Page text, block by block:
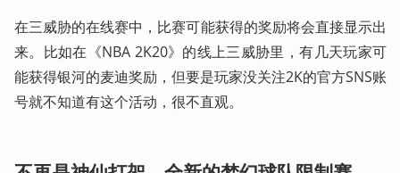
在三威胁的在线赛中，比赛可能获得的奖励将会直接显示出
来。比如在《NBA 2K20》的线上三威胁里，有几天玩家可
能获得银河的麦迪奖励，但要是玩家没关注2K的官方SNS账
号就不知道有这个活动，很不直观。